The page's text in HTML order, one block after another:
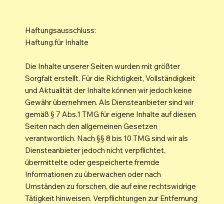
Haftungsausschluss:
Haftung für Inhalte
Die Inhalte unserer Seiten wurden mit größter
Sorgfalt erstellt. Für die Richtigkeit, Vollständigkeit
und Aktualität der Inhalte können wir jedoch keine
Gewähr übernehmen. Als Diensteanbieter sind wir
gemäß § 7 Abs.1 TMG für eigene Inhalte auf diesen
Seiten nach den allgemeinen Gesetzen
verantwortlich. Nach §§ 8 bis 10 TMG sind wir als
Diensteanbieter jedoch nicht verpflichtet,
übermittelte oder gespeicherte fremde
Informationen zu überwachen oder nach
Umständen zu forschen, die auf eine rechtswidrige
Tätigkeit hinweisen. Verpflichtungen zur Entfernung